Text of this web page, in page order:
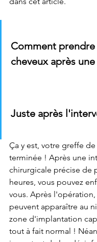
Comment prendre
cheveux après
Juste après
Ça y est, votre greffe
terminée ! Après une
chirurgicale précise de
heures, vous pouvez
vous. Après
peuvent apparaître au
zone d'implantation
tout à fait normal !